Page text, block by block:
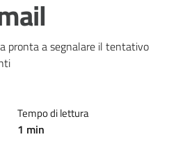
pronta a segnalare il tentativo
Tempo di lettura
1 min